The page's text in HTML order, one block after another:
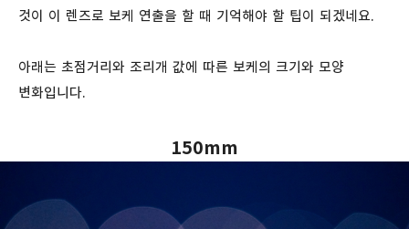
것이 이 렌즈로 보케 연출을 할 때 기억해야 할 팁이 되겠네요.
아래는 초점거리와 조리개 값에 따른 보케의 크기와 모양
변화입니다.
150mm